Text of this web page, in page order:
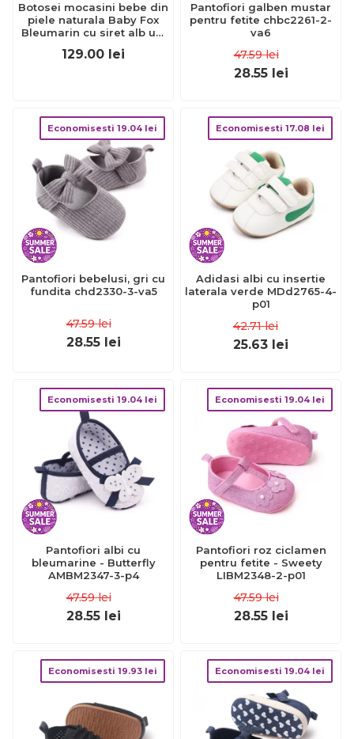
Botosei mocasini bebe din
piele naturala Baby Fox
Bleumarin cu siret alb uni
129.00 lei
Pantofiori galben mustar
pentru fetite chbc2261-2-
va6
47.59 lei
28.55 lei
Economisesti 19.04 lei
Pantofiori bebelusi, gri cu
fundita chd2330-3-va5
47.59 lei
28.55 lei
Economisesti 17.08 lei
Adidasi albi cu insertie
laterala verde MDd2765-4-
p01
42.71 lei
25.63 lei
Economisesti 19.04 lei
Pantofiori albi cu
bleumarine - Butterfly
AMBM2347-3-p4
47.59 lei
28.55 lei
Economisesti 19.04 lei
Pantofiori roz ciclamen
pentru fetite - Sweety
LIBM2348-2-p01
47.59 lei
28.55 lei
Economisesti 19.93 lei Economisesti 19.04 lei